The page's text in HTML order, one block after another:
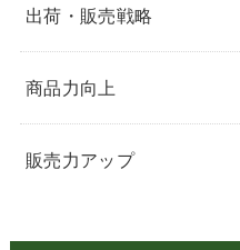
出荷・販売戦略
商品力向上
販売力アップ